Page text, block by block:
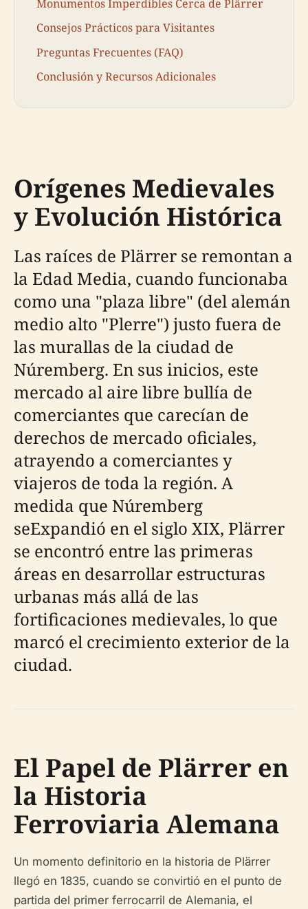
Monumentos Imperdibles Cerca de Plärrer
Consejos Prácticos para Visitantes
Preguntas Frecuentes (FAQ)
Conclusión y Recursos Adicionales
Orígenes Medievales
y Evolución Histórica
Las raíces de Plärrer se remontan a
la Edad Media, cuando funcionaba
como una "plaza libre" (del alemán
medio alto "Plerre") justo fuera de
las murallas de la ciudad de
Núremberg. En sus inicios, este
mercado al aire libre bullía de
comerciantes que carecían de
derechos de mercado oficiales,
atrayendo a comerciantes y
viajeros de toda la región. A
medida que Núremberg
seExpandió en el siglo XIX, Plärrer
se encontró entre las primeras
áreas en desarrollar estructuras
urbanas más allá de las
fortificaciones medievales, lo que
marcó el crecimiento exterior de la
ciudad.
El Papel de Plärrer en
la Historia
Ferroviaria Alemana
Un momento definitorio en la historia de Plärrer
llegó en 1835, cuando se convirtió en el punto de
partida del primer ferrocarril de Alemania, el